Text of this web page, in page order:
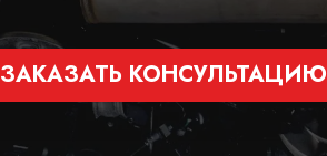
ЗАКАЗАТЬ КОНСУЛЬТАЦИЮ